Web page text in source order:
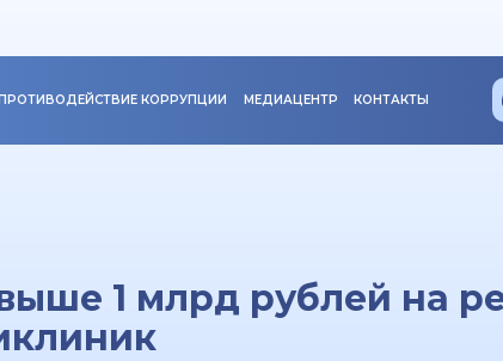
КОРРУПЦИИ МЕДИАЦЕНТР КОНТАКТЫ
1 млрд рублей на